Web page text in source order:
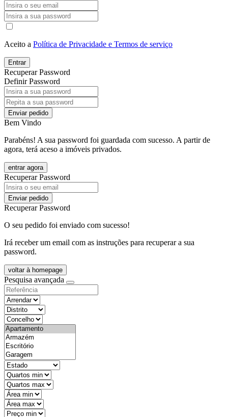
Aceito a Política de Privacidade e Termos de serviço
Entrar
Recuperar Password
Definir Password
Enviar pedido
Bem Vindo
Parabéns! A sua password foi guardada com sucesso. A partir de
agora, terá aceso a imóveis privados.
entrar agora
Recuperar Password
Enviar pedido
Recuperar Password
O seu pedido foi enviado com sucesso!
Irá receber um email com as instruções para recuperar a sua
password.
voltar à homepage
Pesquisa avançada
objective
districtId
countyId
types
state
mintypo
maxtypo
minarea
maxarea
minprice